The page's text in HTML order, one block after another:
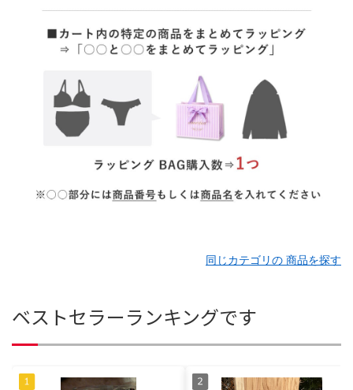
同じカテゴリの 商品を探す
ベストセラーランキングです